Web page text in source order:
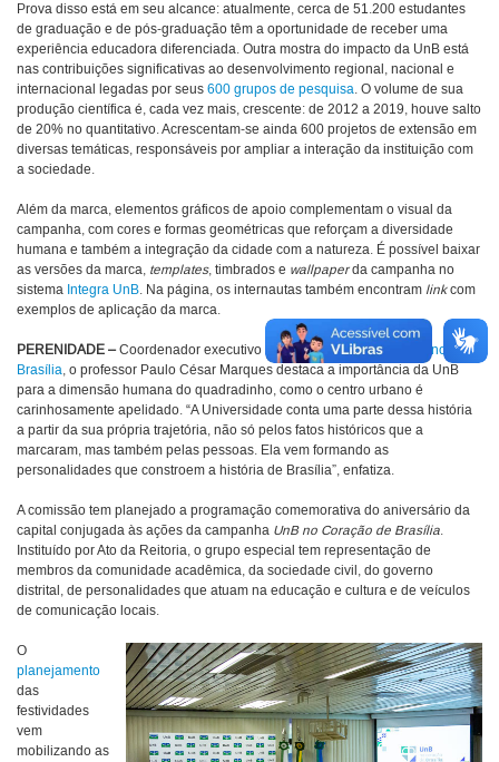
Prova disso está em seu alcance: atualmente, cerca de 51.200 estudantes
de graduação e de pós-graduação têm a oportunidade de receber uma
experiência educadora diferenciada. Outra mostra do impacto da UnB está
nas contribuições significativas ao desenvolvimento regional, nacional e
internacional legadas por seus 600 grupos de pesquisa. O volume de sua
produção científica é, cada vez mais, crescente: de 2012 a 2019, houve salto
de 20% no quantitativo. Acrescentam-se ainda 600 projetos de extensão em
diversas temáticas, responsáveis por ampliar a interação da instituição com
a sociedade.
Além da marca, elementos gráficos de apoio complementam o visual da
campanha, com cores e formas geométricas que reforçam a diversidade
humana e também a integração da cidade com a natureza. É possível baixar
as versões da marca, templates, timbrados e wallpaperda campanha no
sistema Integra UnB. Na página, os internautas também encontram linkcom
exemplos de aplicação da marca.
PERENIDADE –Coordenador executivo daComissão UnB nos 60 anos de
Brasília, o professor Paulo César Marques destaca a importância da UnB
para a dimensão humana do quadradinho, como o centro urbano é
carinhosamente apelidado. “A Universidade conta uma parte dessa história
a partir da sua própria trajetória, não só pelos fatos históricos que a
marcaram, mas também pelas pessoas. Ela vem formando as
personalidades que constroem a história de Brasília”, enfatiza.
A comissão tem planejado a programação comemorativa do aniversário da
capital conjugada às ações da campanha UnB no Coração de Brasília.
Instituído por Ato da Reitoria, o grupo especial tem representação de
membros da comunidade acadêmica, da sociedade civil, do governo
distrital, de personalidades que atuam na educação e cultura e de veículos
de comunicação locais.
O
planejamento
das
festividades
vem
mobilizando as